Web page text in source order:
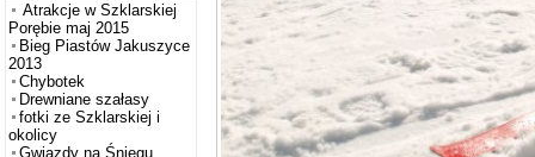
Atrakcje w Szklarskiej
Porębie maj 2015
Bieg Piastów Jakuszyce
2013
Chybotek
Drewniane szałasy
fotki ze Szklarskiej i
okolicy
Gwiazdy na Śniegu